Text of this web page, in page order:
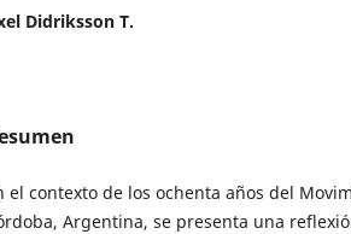
Didriksson T.
el contexto de los ochenta años del
Argentina, se presenta una